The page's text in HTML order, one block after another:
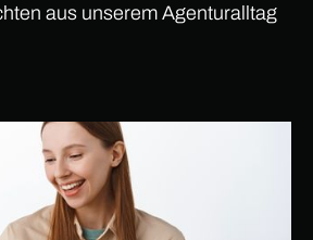
aus unserem Agenturalltag